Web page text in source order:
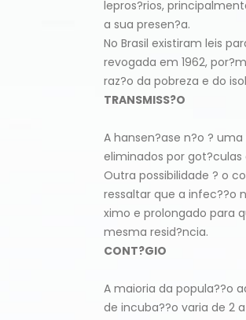
lepros?rios,
a sua presen?a.
No Brasil existiram leis
revogada em 1962,
raz?o da pobreza e do
TRANSMISS?O
A hansen?ase n?o ?
eliminados por
Outra possibilidade ? o
ressaltar que a infec??o
ximo e prolongado para
mesma resid?ncia.
CONT?GIO
A maioria da popula??o
de incuba??o varia de 2